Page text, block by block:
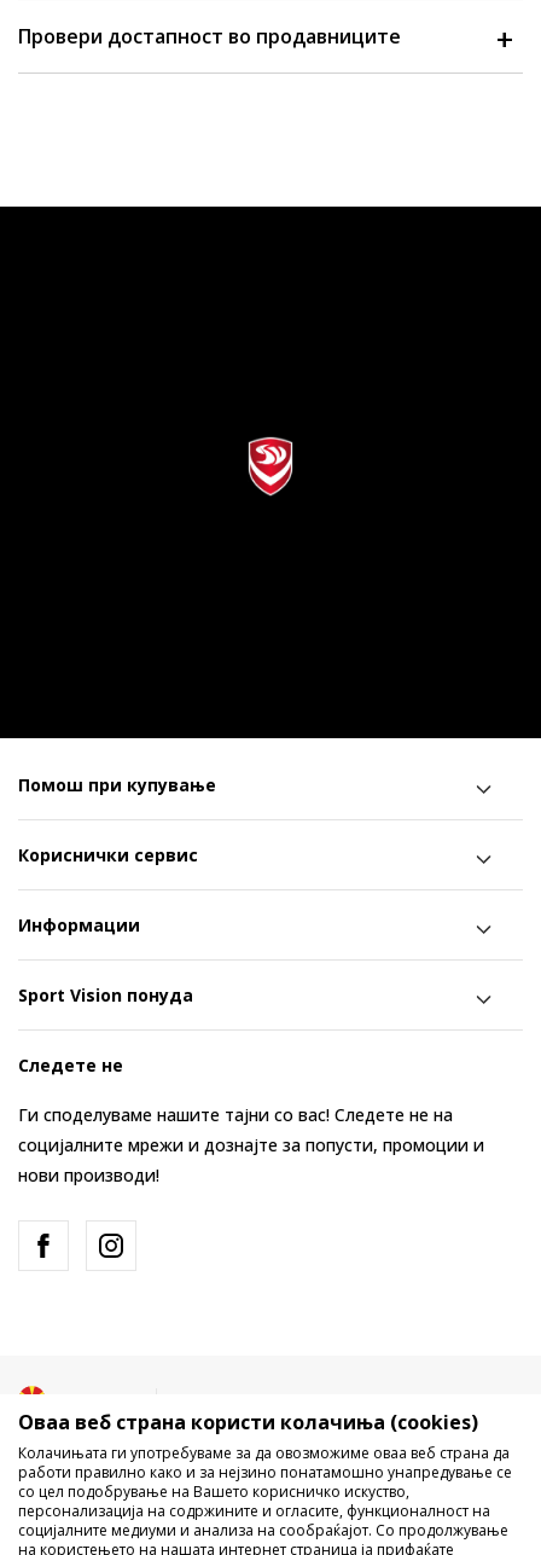
Провери достапност во продавниците
Помош при купување
Кориснички сервис
Информации
Sport Vision понуда
Следете не
Ги споделуваме нашите тајни со вас! Следете не на
социјалните мрежи и дознајте за попусти, промоции и
нови производи!
Оваа веб страна користи колачиња (cookies)
Колачињата ги употребуваме за да овозможиме оваа веб страна да
работи правилно како и за нејзино понатамошно унапредување се
со цел подобрување на Вашето корисничко искуство,
персонализација на содржините и огласите, функционалност на
социјалните медиуми и анализа на сообраќајот. Со продолжување
на користењето на нашата интернет страница ја прифаќате